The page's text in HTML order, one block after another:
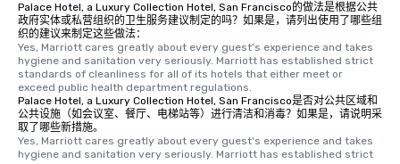
Palace Hotel, a Luxury Collection Hotel, San Francisco的做法是根据公共
政府实体或私营组织的卫生服务建议制定的吗？如果是，请列出使用了哪些组
织的建议来制定这些做法：
Yes, Marriott cares greatly about every guest's experience and takes
hygiene and sanitation very seriously. Marriott has established strict
standards of cleanliness for all of its hotels that either meet or
exceed public health department regulations.
Palace Hotel, a Luxury Collection Hotel, San Francisco是否对公共区域和
公共设施（如会议室、餐厅、电梯站等）进行清洁和消毒？如果是，请说明采
取了哪些新措施。
Yes, Marriott cares greatly about every guest's experience and takes
hygiene and sanitation very seriously. Marriott has established strict